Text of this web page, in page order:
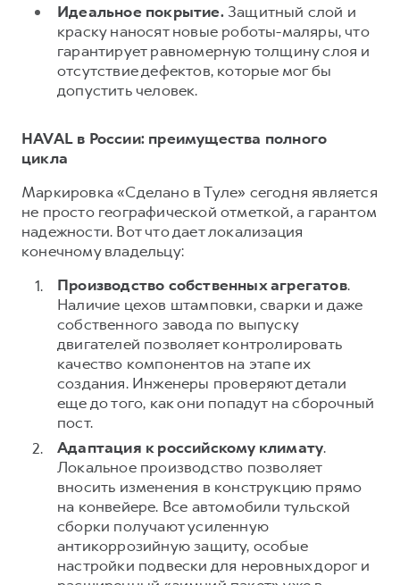
Идеальное покрытие.Защитный слой и
краску наносят новые роботы-маляры, что
гарантирует равномерную толщину слоя и
отсутствие дефектов, которые мог бы
допустить человек.
HAVAL в России: преимущества полного
цикла
Маркировка «Сделано в Туле» сегодня является
не просто географической отметкой, а гарантом
надежности. Вот что дает локализация
конечному владельцу:
Производство собственных агрегатов.
Наличие цехов штамповки, сварки и даже
собственного завода по выпуску
двигателей позволяет контролировать
качество компонентов на этапе их
создания. Инженеры проверяют детали
еще до того, как они попадут на сборочный
пост.
Адаптация к российскому климату.
Локальное производство позволяет
вносить изменения в конструкцию прямо
на конвейере. Все автомобили тульской
сборки получают усиленную
антикоррозийную защиту, особые
настройки подвески для неровных дорог и